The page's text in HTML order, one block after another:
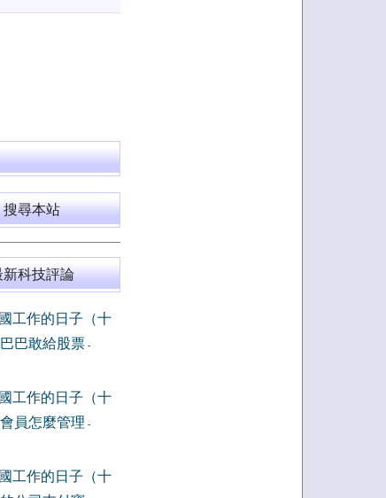
搜尋本站
新科技評論
工作的日子（十
巴敢給股票-
工作的日子（十
員怎麼管理 -
工作的日子（十